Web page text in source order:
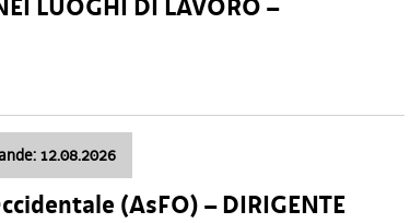
LUOGHI DI LAVORO –
12.08.2026
(AsFO) – DIRIGENTE